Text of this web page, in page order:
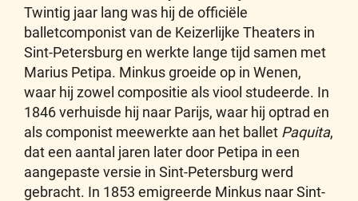
Twintig jaar lang was hij de officiële
balletcomponist van de Keizerlijke Theaters in
Sint-Petersburg en werkte lange tijd samen met
Marius Petipa. Minkus groeide op in Wenen,
waar hij zowel compositie als viool studeerde. In
1846 verhuisde hij naar Parijs, waar hij optrad en
als componist meewerkte aan het ballet Paquita,
dat een aantal jaren later door Petipa in een
aangepaste versie in Sint-Petersburg werd
gebracht. In 1853 emigreerde Minkus naar Sint-